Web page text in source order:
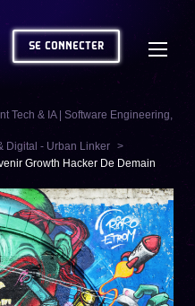
SE CONNECTER
Tech & IA | Software Engineering,
Digital - Urban Linker
Growth Hacker De Demain